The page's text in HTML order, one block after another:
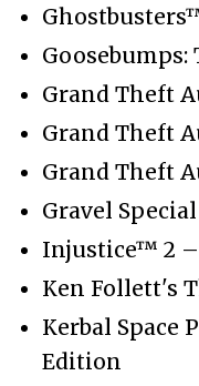
Goosebumps:
Grand Theft
Grand Theft
Grand Theft
Gravel
Injustice™ 2
Ken Follett's
Kerbal Space
Edition